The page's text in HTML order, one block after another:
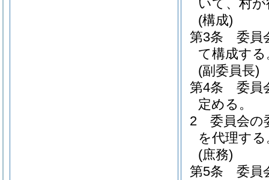
いて、村
(構成)
第3条
委員
て構成する
(副委員長)
第4条
委員
定める。
2
委員会の
を代理する
(庶務)
第5条
委員